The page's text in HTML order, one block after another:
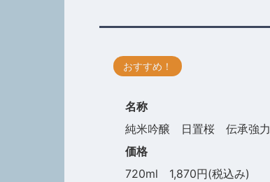
おすすめ！
名称
純米吟醸 日置桜 伝承強力
価格
720ml 1,870円(税込み)